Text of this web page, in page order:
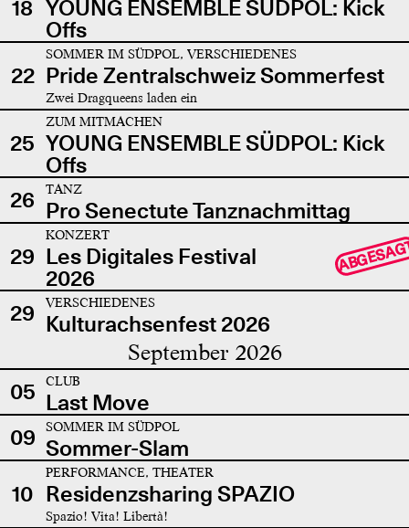
18 YOUNG ENSEMBLE SÜDPOL: Kick
Offs
22
SOMMER IM SÜDPOL, VERSCHIEDENES
Pride Zentralschweiz Sommerfest
Zwei Dragqueens laden ein
25
ZUM MITMACHEN
YOUNG ENSEMBLE SÜDPOL: Kick
Offs
26
TANZ
Pro Senectute Tanznachmittag
29
KONZERT
Les Digitales Festival
2026
29 VERSCHIEDENES
Kulturachsenfest 2026
September 2026
05 CLUB
Last Move
09
SOMMER IM SÜDPOL
Sommer-Slam
10
PERFORMANCE, THEATER
Residenzsharing SPAZIO
Spazio! Vita! Libertà!